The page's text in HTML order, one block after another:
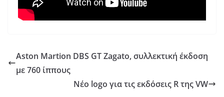
Aston Martion DBS GT Zagato, συλλεκτική έκδοση
με 760 ίππους
Νέο logo για τις εκδόσεις R της VW